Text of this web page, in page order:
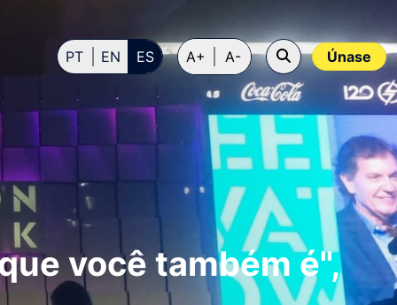
Únase
PT EN ES A+ A-
você também é",